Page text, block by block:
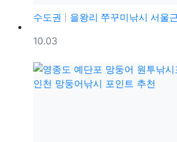
수도권
을왕리 쭈꾸미낚시 서울근교 워킹
등록일
10.03